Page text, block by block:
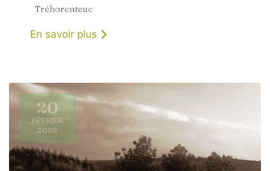
Tréhorenteuc
En savoir plus
20
FÉVRIER
2026